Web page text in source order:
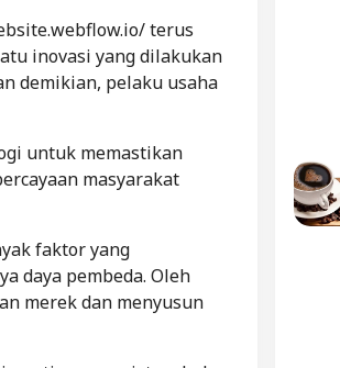
terus
inovasi yang dilakukan
demikian, pelaku usaha
untuk memastikan
masyarakat
faktor yang
daya pembeda. Oleh
merek dan menyusun